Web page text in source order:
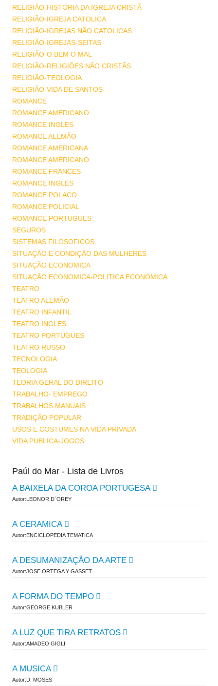
RELIGIÃO-HISTORIA DA IGREJA CRISTÃ
RELIGIÃO-IGREJA CATOLICA
RELIGIÃO-IGREJAS NÃO CATOLICAS
RELIGIÃO-IGREJAS-SEITAS
RELIGIÃO-O BEM O MAL
RELIGIÃO-RELIGIÕES NÃO CRISTÃS
RELIGIÃO-TEOLOGIA
RELIGIÃO-VIDA DE SANTOS
ROMANCE
ROMANCE AMERICANO
ROMANCE INGLES
ROMANCE ALEMÃO
ROMANCE AMERICANA
ROMANCE AMERICANO
ROMANCE FRANCES
ROMANCE INGLES
ROMANCE POLACO
ROMANCE POLICIAL
ROMANCE PORTUGUES
SEGUROS
SISTEMAS FILOSOFICOS
SITUAÇÃO E CONDIÇÃO DAS MULHERES
SITUAÇÃO ECONOMICA
SITUAÇÃO ECONOMICA-POLITICA ECONOMICA
TEATRO
TEATRO ALEMÃO
TEATRO INFANTIL
TEATRO INGLES
TEATRO PORTUGUES
TEATRO RUSSO
TECNOLOGIA
TEOLOGIA
TEORIA GERAL DO DIREITO
TRABALHO- EMPREGO
TRABALHOS MANUAIS
TRADIÇÃO POPULAR
USOS E COSTUMES NA VIDA PRIVADA
VIDA PUBLICA-JOGOS
Paúl do Mar - Lista de Livros
A BAIXELA DA COROA PORTUGESA
Autor:LEONOR D`OREY
A CERAMICA
Autor:ENCICLOPEDIA TEMATICA
A DESUMANIZAÇÃO DA ARTE
Autor:JOSE ORTEGA Y GASSET
A FORMA DO TEMPO
Autor:GEORGE KUBLER
A LUZ QUE TIRA RETRATOS
Autor:AMADEO GIGLI
A MUSICA
Autor:D. MOSES